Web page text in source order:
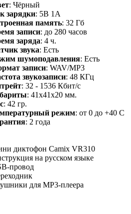
: Чёрный
зарядки: 5В 1A
память: 32 Гб
записи: до 280 часов
заряда: 4 ч.
звука: Есть
шумоподавления: Есть
записи: WAV/MP3
звукозаписи: 48 КГц
: 32 - 1536 Кбит/с
: 41х41х20 мм.
: 42 гр.
режим: от 0 до +40 С
: 2 года
диктофон Camix VR310
на русском языке
провод
для MP3-плеера